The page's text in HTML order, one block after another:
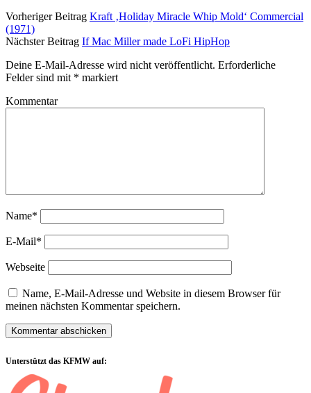
Vorheriger Beitrag Kraft ‚Holiday Miracle Whip Mold‘ Commercial
(1971)
Nächster Beitrag If Mac Miller made LoFi HipHop
Deine E-Mail-Adresse wird nicht veröffentlicht. Erforderliche
Felder sind mit * markiert
Kommentar
Name*
E-Mail*
Webseite
Name, E-Mail-Adresse und Website in diesem Browser für
meinen nächsten Kommentar speichern.
Sidebar
Unterstützt das KFMW auf: